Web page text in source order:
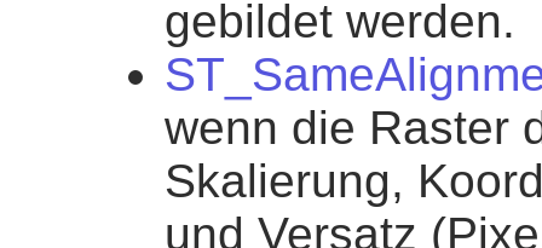
gebildet werden.
wenn die Raster
Skalierung,
und Versatz